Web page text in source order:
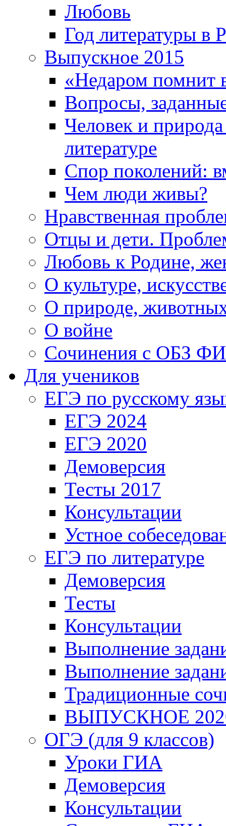
Любовь
Год литературы в
Выпускное 2015
«Недаром помнит
Вопросы,
Человек и
литературе
Спор поколений:
Чем люди живы?
Нравственная
Отцы и дети.
Любовь к Родине,
О культуре,
О природе,
О войне
Сочинения с ОБЗ
Для учеников
ЕГЭ по русскому
ЕГЭ 2024
ЕГЭ 2020
Демоверсия
Тесты 2017
Консультации
Устное
ЕГЭ по литературе
Демоверсия
Тесты
Консультации
Выполнение
Выполнение
Традиционные
ВЫПУСКНОЕ
ОГЭ (для 9 классов)
Уроки ГИА
Демоверсия
Консультации